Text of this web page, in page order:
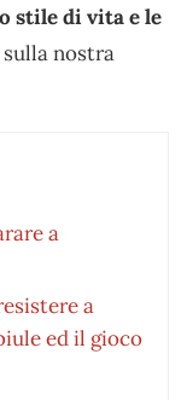
stile di vita e le
nostra
a
a
ed il gioco